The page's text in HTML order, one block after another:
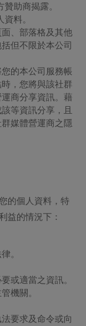
助商揭露。
料。
、部落格及其他
但不限於本公司
的本公司服務帳
，您將與該社群
商分享資訊。藉
等資訊分享，且
媒體營運商之隱
的個人資料，特
益的情況下：
。
或適當之資訊。
機關。
要求及命令或向